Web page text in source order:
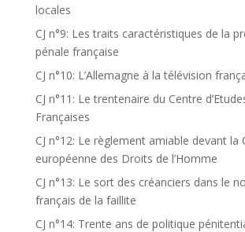
locales
CJ n°9: Les traits caractéristiques de la
pénale française
CJ n°10: L’Allemagne à la télévision
CJ n°11: Le trentenaire du Centre
Françaises
CJ n°12: Le règlement amiable devant la
européenne des Droits de l’Homme
CJ n°13: Le sort des créanciers dans le
français de la faillite
CJ n°14: Trente ans de politique